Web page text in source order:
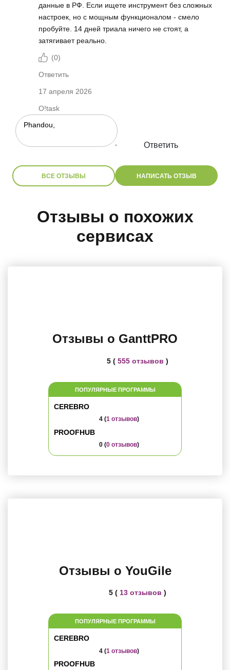
данные в РФ. Если ищете инструмент без сложных
настроек, но с мощным функционалом - смело
пробуйте. 14 дней триала ничего не стоят, а
затягивает реально.
(0)
Ответить
17 апреля 2026
O!task
Ответить
ВСЕ ОТЗЫВЫ НАПИСАТЬ ОТЗЫВ
Отзывы о похожих
сервисах
Отзывы о GanttPRO
5 ( 555 отзывов )
ПОПУЛЯРНЫЕ ПРОГРАММЫ
CEREBRO
4 (1 отзывов)
PROOFHUB
0 (0 отзывов)
Отзывы о YouGile
5 ( 13 отзывов )
ПОПУЛЯРНЫЕ ПРОГРАММЫ
CEREBRO
4 (1 отзывов)
PROOFHUB